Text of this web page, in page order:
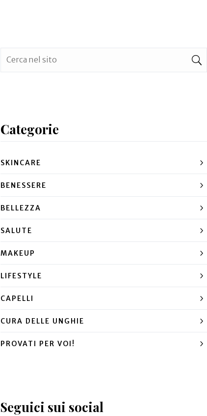
Categorie
SKINCARE
BENESSERE
BELLEZZA
SALUTE
MAKEUP
LIFESTYLE
CAPELLI
CURA DELLE UNGHIE
PROVATI PER VOI!
Seguici sui social